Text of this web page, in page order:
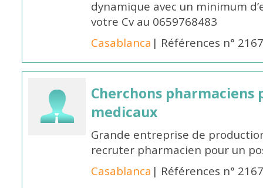
dynamique avec un minimum
votre Cv au 0659768483
Casablanca | Références n°
Cherchons
medicaux
Grande entreprise de
recruter pharmacien pour un
Casablanca | Références n°